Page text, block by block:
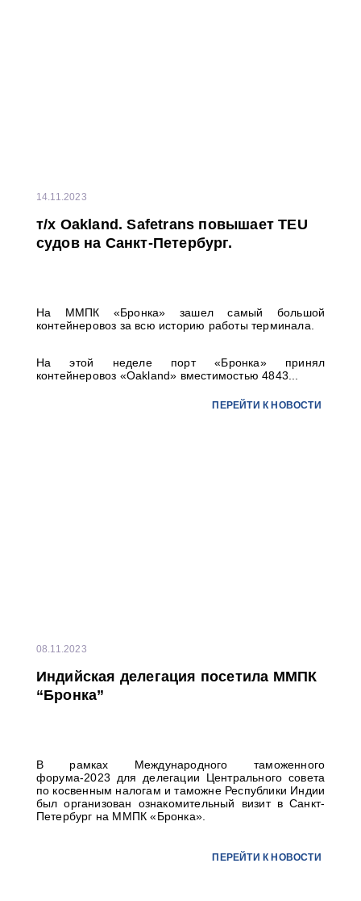
14.11.2023
т/x Oakland. Safetrans повышает TEU
судов на Санкт-Петербург.
На ММПК «Бронка» зашел самый большой
контейнеровоз за всю историю работы терминала.
На этой неделе порт «Бронка» принял
контейнеровоз «Oakland» вместимостью 4843...
ПЕРЕЙТИ К НОВОСТИ
08.11.2023
Индийская делегация посетила ММПК
“Бронка”
В рамках Международного таможенного
форума-2023 для делегации Центрального совета
по косвенным налогам и таможне Республики Индии
был организован ознакомительный визит в Санкт-
Петербург на ММПК «Бронка».
ПЕРЕЙТИ К НОВОСТИ